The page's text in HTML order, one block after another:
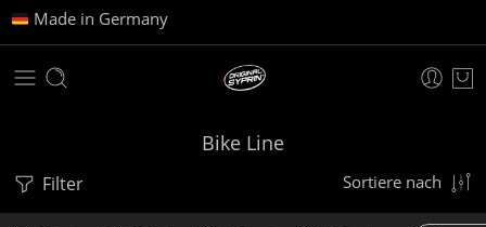
Made in Germany
Bike Line
Filter Sortiere nach